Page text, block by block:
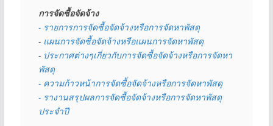
การจัดซื้อจัดจ้าง
- รายการการจัดซื้อจัดจ้างหรือการจัดหาพัสดุ
- แผนการจัดซื้อจัดจ้างหรือแผนการจัดหาพัสดุ
- ประกาศต่างๆเกี่ยวกับการจัดซื้อจัดจ้างหรือการจัดหา
พัสดุ
- ความก้าวหน้าการจัดซื้อจัดจ้างหรือการจัดหาพัสดุ
- รางานสรุปผลการจัดซื้อจัดจ้างหรือการจัดหาพัสดุ
ประจำปี